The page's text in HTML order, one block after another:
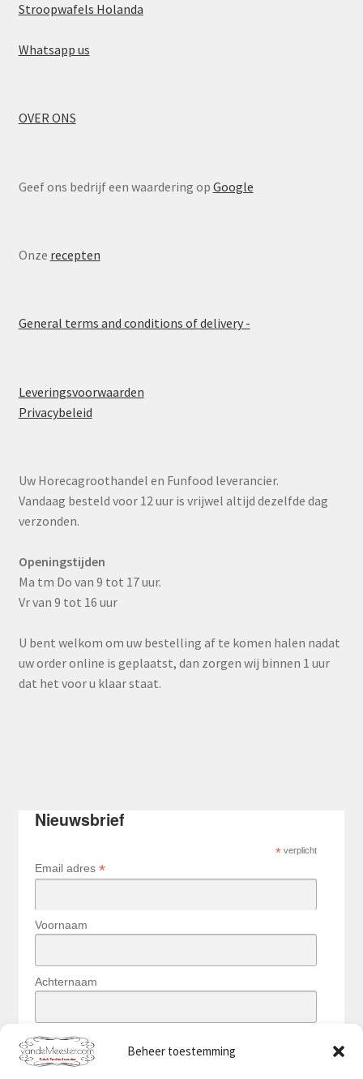
Beheer toestemming
Stroopwafels Holanda
Whatsapp us
OVER ONS
Geef ons bedrijf een waardering op Google
Onze recepten
General terms and conditions of delivery -
Leveringsvoorwaarden
Privacybeleid
Uw Horecagroothandel en Funfood leverancier.
Vandaag besteld voor 12 uur is vrijwel altijd dezelfde dag
verzonden.
Openingstijden
Ma tm Do van 9 tot 17 uur.
Vr van 9 tot 16 uur
U bent welkom om uw bestelling af te komen halen nadat
uw order online is geplaatst, dan zorgen wij binnen 1 uur
dat het voor u klaar staat.
Nieuwsbrief
*verplicht
Email adres *
Voornaam
Achternaam